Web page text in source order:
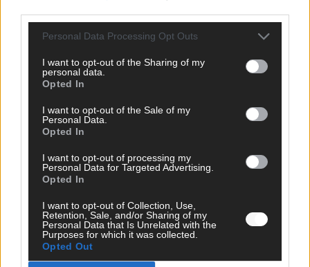
Personal Data Processing Opt Outs
I want to opt-out of the Sharing of my
personal data.
Opted In
I want to opt-out of the Sale of my
Personal Data.
Opted In
I want to opt-out of processing my
Personal Data for Targeted Advertising.
Opted In
I want to opt-out of Collection, Use,
Retention, Sale, and/or Sharing of my
Personal Data that Is Unrelated with the
Purposes for which it was collected.
Opted Out
WERBE BEI UNS!
CHECK UNS AUF FACEBOOK